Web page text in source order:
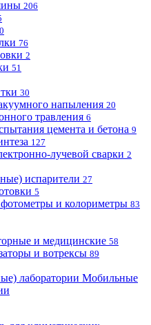
206
0
76
2
51
30
напыления 20
травления 6
цемента и бетона 9
127
лучевой сварки 2
испарители 27
5
и колориметры 83
и медицинские 58
и вотрексы 89
Мобильные